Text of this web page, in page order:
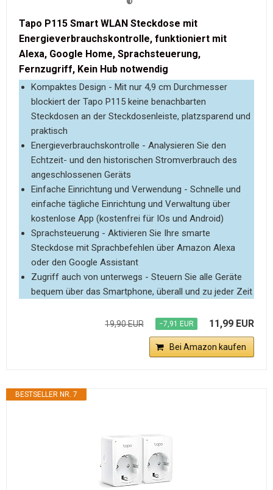
Tapo P115 Smart WLAN Steckdose mit
Energieverbrauchskontrolle, funktioniert mit
Alexa, Google Home, Sprachsteuerung,
Fernzugriff, Kein Hub notwendig
Kompaktes Design - Mit nur 4,9 cm Durchmesser
blockiert der Tapo P115 keine benachbarten
Steckdosen an der Steckdosenleiste, platzsparend und
praktisch
Energieverbrauchskontrolle - Analysieren Sie den
Echtzeit- und den historischen Stromverbrauch des
angeschlossenen Geräts
Einfache Einrichtung und Verwendung - Schnelle und
einfache tägliche Einrichtung und Verwaltung über
kostenlose App (kostenfrei für IOs und Android)
Sprachsteuerung - Aktivieren Sie Ihre smarte
Steckdose mit Sprachbefehlen über Amazon Alexa
oder den Google Assistant
Zugriff auch von unterwegs - Steuern Sie alle Geräte
bequem über das Smartphone, überall und zu jeder Zeit
19,90 EUR −7,91 EUR 11,99 EUR
Bei Amazon kaufen
BESTSELLER NR. 7